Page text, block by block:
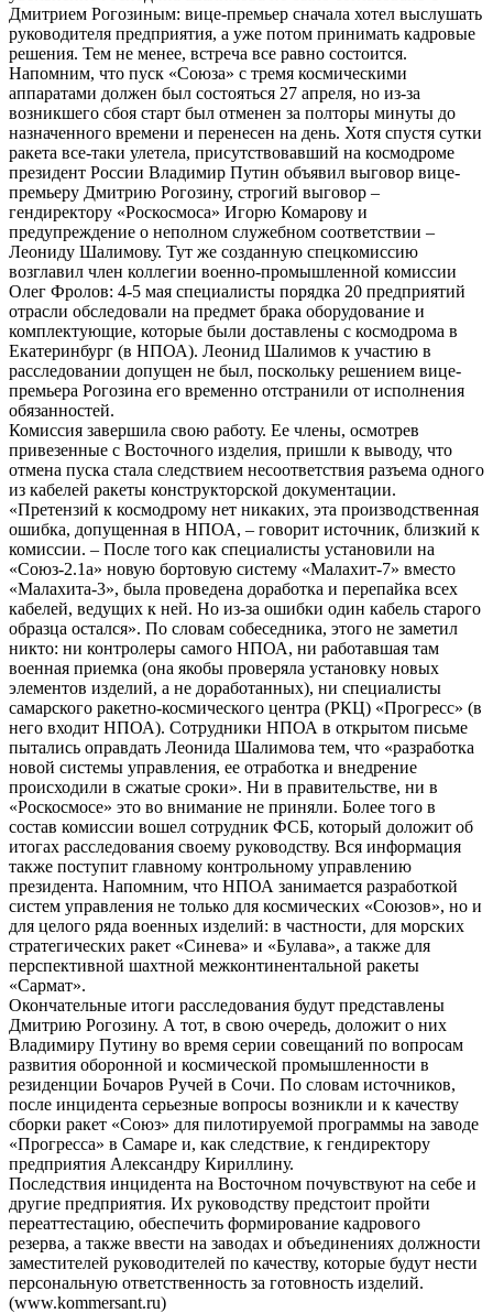
Дмитрием Рогозиным: вице-премьер сначала хотел выслушать
руководителя предприятия, а уже потом принимать кадровые
решения. Тем не менее, встреча все равно состоится.
Напомним, что пуск «Союза» с тремя космическими
аппаратами должен был состояться 27 апреля, но из-за
возникшего сбоя старт был отменен за полторы минуты до
назначенного времени и перенесен на день. Хотя спустя сутки
ракета все-таки улетела, присутствовавший на космодроме
президент России Владимир Путин объявил выговор вице-
премьеру Дмитрию Рогозину, строгий выговор –
гендиректору «Роскосмоса» Игорю Комарову и
предупреждение о неполном служебном соответствии –
Леониду Шалимову. Тут же созданную спецкомиссию
возглавил член коллегии военно-промышленной комиссии
Олег Фролов: 4-5 мая специалисты порядка 20 предприятий
отрасли обследовали на предмет брака оборудование и
комплектующие, которые были доставлены с космодрома в
Екатеринбург (в НПОА). Леонид Шалимов к участию в
расследовании допущен не был, поскольку решением вице-
премьера Рогозина его временно отстранили от исполнения
обязанностей.
Комиссия завершила свою работу. Ее члены, осмотрев
привезенные с Восточного изделия, пришли к выводу, что
отмена пуска стала следствием несоответствия разъема одного
из кабелей ракеты конструкторской документации.
«Претензий к космодрому нет никаких, эта производственная
ошибка, допущенная в НПОА, – говорит источник, близкий к
комиссии. – После того как специалисты установили на
«Союз-2.1а» новую бортовую систему «Малахит-7» вместо
«Малахита-3», была проведена доработка и перепайка всех
кабелей, ведущих к ней. Но из-за ошибки один кабель старого
образца остался». По словам собеседника, этого не заметил
никто: ни контролеры самого НПОА, ни работавшая там
военная приемка (она якобы проверяла установку новых
элементов изделий, а не доработанных), ни специалисты
самарского ракетно-космического центра (РКЦ) «Прогресс» (в
него входит НПОА). Сотрудники НПОА в открытом письме
пытались оправдать Леонида Шалимова тем, что «разработка
новой системы управления, ее отработка и внедрение
происходили в сжатые сроки». Ни в правительстве, ни в
«Роскосмосе» это во внимание не приняли. Более того в
состав комиссии вошел сотрудник ФСБ, который доложит об
итогах расследования своему руководству. Вся информация
также поступит главному контрольному управлению
президента. Напомним, что НПОА занимается разработкой
систем управления не только для космических «Союзов», но и
для целого ряда военных изделий: в частности, для морских
стратегических ракет «Синева» и «Булава», а также для
перспективной шахтной межконтинентальной ракеты
«Сармат».
Окончательные итоги расследования будут представлены
Дмитрию Рогозину. А тот, в свою очередь, доложит о них
Владимиру Путину во время серии совещаний по вопросам
развития оборонной и космической промышленности в
резиденции Бочаров Ручей в Сочи. По словам источников,
после инцидента серьезные вопросы возникли и к качеству
сборки ракет «Союз» для пилотируемой программы на заводе
«Прогресса» в Самаре и, как следствие, к гендиректору
предприятия Александру Кириллину.
Последствия инцидента на Восточном почувствуют на себе и
другие предприятия. Их руководству предстоит пройти
переаттестацию, обеспечить формирование кадрового
резерва, а также ввести на заводах и объединениях должности
заместителей руководителей по качеству, которые будут нести
персональную ответственность за готовность изделий.
(www.kommersant.ru)